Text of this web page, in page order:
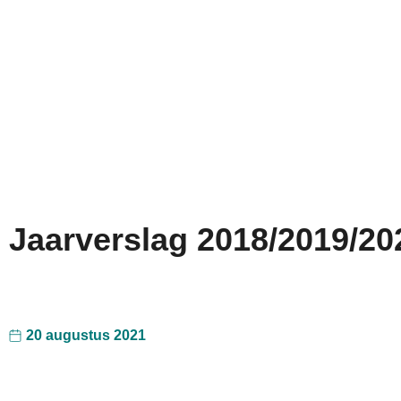
Jaarverslag 2018/2019/
20 augustus 2021